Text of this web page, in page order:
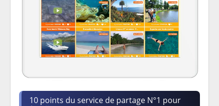
10 points du service de partage N°1 pour